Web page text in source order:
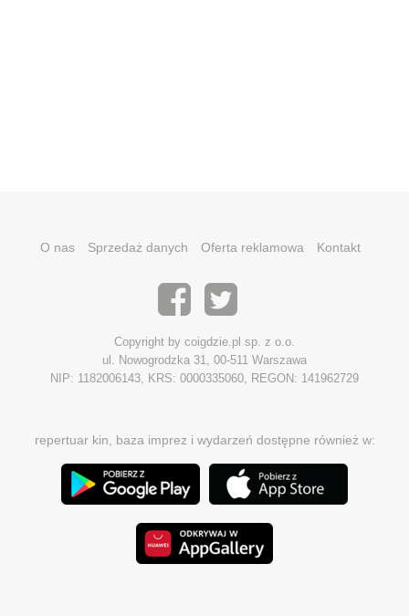
O nas Sprzedaż danych Oferta reklamowa Kontakt
Copyright by coigdzie.pl sp. z o.o.
ul. Nowogrodzka 31, 00-511 Warszawa
NIP: 1182006143, KRS: 0000335060, REGON: 141962729
repertuar kin, baza imprez i wydarzeń dostępne również w: